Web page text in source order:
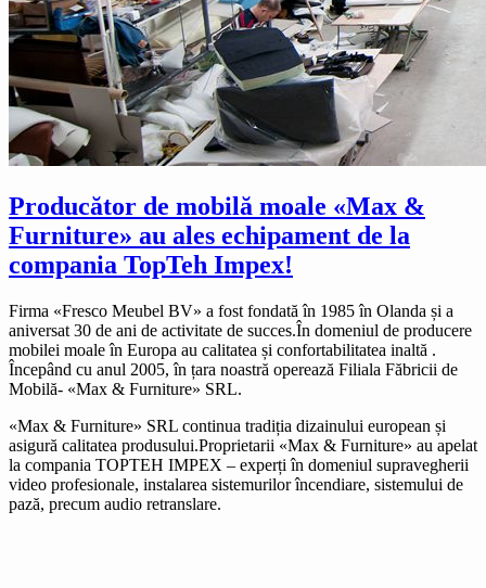
Producător de mobilă moale «Max &
Furniture» au ales echipament de la
compania TopTeh Impex!
Firma «Fresco Meubel BV» a fost fondată în 1985 în Olanda și a
aniversat 30 de ani de activitate de succes.În domeniul de producere
mobilei moale în Europa au calitatea și confortabilitatea inaltă .
Începând cu anul 2005, în țara noastră operează Filiala Făbricii de
Mobilă- «Max & Furniture» SRL.
«Max & Furniture» SRL continua tradiția dizainului european și
asigură calitatea produsului.Proprietarii «Max & Furniture» au apelat
la compania TOPTEH IMPEX – experți în domeniul supravegherii
video profesionale, instalarea sistemurilor încendiare, sistemului de
pază, precum audio retranslare.